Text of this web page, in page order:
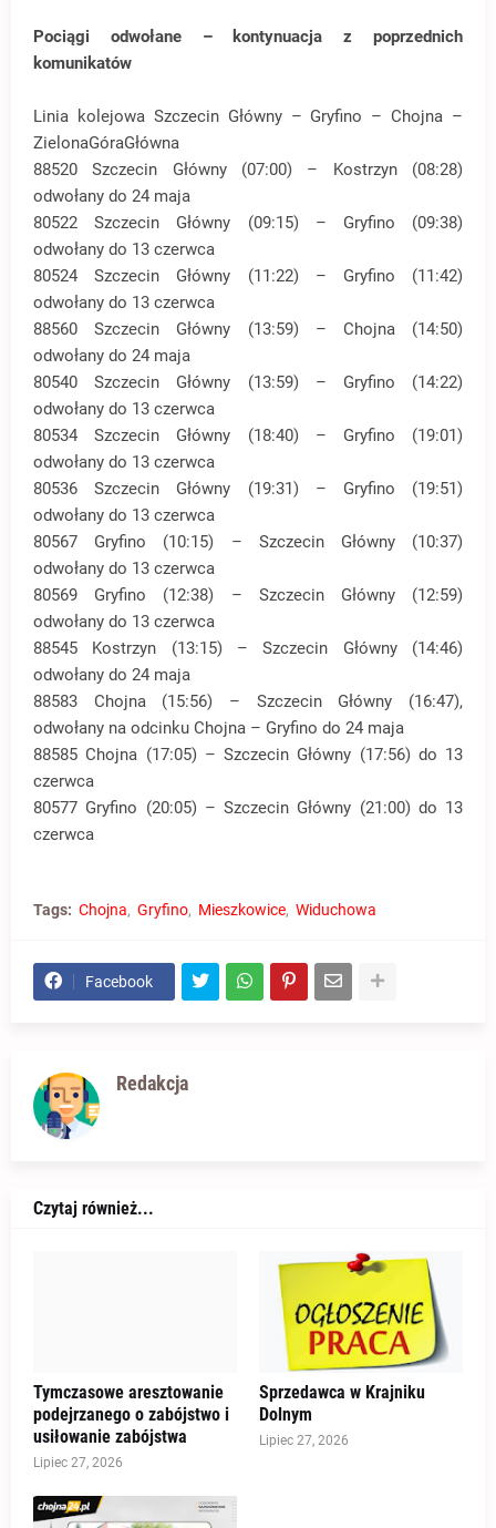
Pociągi odwołane – kontynuacja z poprzednich
komunikatów
Linia kolejowa Szczecin Główny – Gryfino – Chojna –
ZielonaGóraGłówna
88520 Szczecin Główny (07:00) – Kostrzyn (08:28)
odwołany do 24 maja
80522 Szczecin Główny (09:15) – Gryfino (09:38)
odwołany do 13 czerwca
80524 Szczecin Główny (11:22) – Gryfino (11:42)
odwołany do 13 czerwca
88560 Szczecin Główny (13:59) – Chojna (14:50)
odwołany do 24 maja
80540 Szczecin Główny (13:59) – Gryfino (14:22)
odwołany do 13 czerwca
80534 Szczecin Główny (18:40) – Gryfino (19:01)
odwołany do 13 czerwca
80536 Szczecin Główny (19:31) – Gryfino (19:51)
odwołany do 13 czerwca
80567 Gryfino (10:15) – Szczecin Główny (10:37)
odwołany do 13 czerwca
80569 Gryfino (12:38) – Szczecin Główny (12:59)
odwołany do 13 czerwca
88545 Kostrzyn (13:15) – Szczecin Główny (14:46)
odwołany do 24 maja
88583 Chojna (15:56) – Szczecin Główny (16:47),
odwołany na odcinku Chojna – Gryfino do 24 maja
88585 Chojna (17:05) – Szczecin Główny (17:56) do 13
czerwca
80577 Gryfino (20:05) – Szczecin Główny (21:00) do 13
czerwca
Tags: Chojna Gryfino Mieszkowice Widuchowa
Facebook
Redakcja
Czytaj również...
Tymczasowe aresztowanie
podejrzanego o zabójstwo i
usiłowanie zabójstwa
Lipiec 27, 2026
Sprzedawca w Krajniku
Dolnym
Lipiec 27, 2026